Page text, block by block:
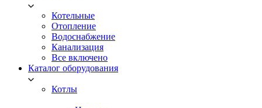
Котельные
Отопление
Водоснабжение
Канализация
Все включено
Каталог оборудования
Котлы